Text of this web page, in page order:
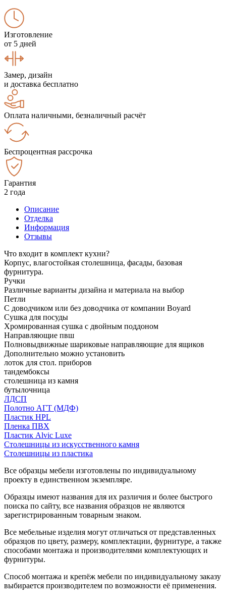
Изготовление
от 5 дней
Замер, дизайн
и доставка бесплатно
Оплата наличными, безналичный расчёт
Беспроцентная рассрочка
Гарантия
2 года
Описание
Отделка
Информация
Отзывы
Что входит в комплект кухни?
Корпус, влагостойкая столешница, фасады, базовая
фурнитура.
Ручки
Различные варианты дизайна и материала на выбор
Петли
С доводчиком или без доводчика от компании Boyard
Сушка для посуды
Хромированная сушка с двойным поддоном
Направляющие пвш
Полновыдвижные шариковые направляющие для ящиков
Дополнительно можно установить
лоток для стол. приборов
тандембоксы
столешница из камня
бутылочница
ЛДСП
Полотно АГТ (МДФ)
Пластик HPL
Пленка ПВХ
Пластик Alvic Luxe
Столешницы из искусственного камня
Столешницы из пластика
Все образцы мебели изготовлены по индивидуальному
проекту в единственном экземпляре.
Образцы имеют названия для их различия и более быстрого
поиска по сайту, все названия образцов не являются
зарегистрированным товарным знаком.
Все мебельные изделия могут отличаться от представленных
образцов по цвету, размеру, комплектации, фурнитуре, а также
способами монтажа и производителями комплектующих и
фурнитуры.
Способ монтажа и крепёж мебели по индивидуальному заказу
выбирается производителем по возможности её применения.